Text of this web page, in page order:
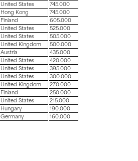
United States
745.000
Hong Kong
745.000
Finland
605.000
United States
525.000
United States
505.000
United Kingdom
500.000
Austria
435.000
United States
420.000
United States
395.000
United States
300.000
United Kingdom
270.000
Finland
250.000
United States
215.000
Hungary
190.000
Germany 160.000